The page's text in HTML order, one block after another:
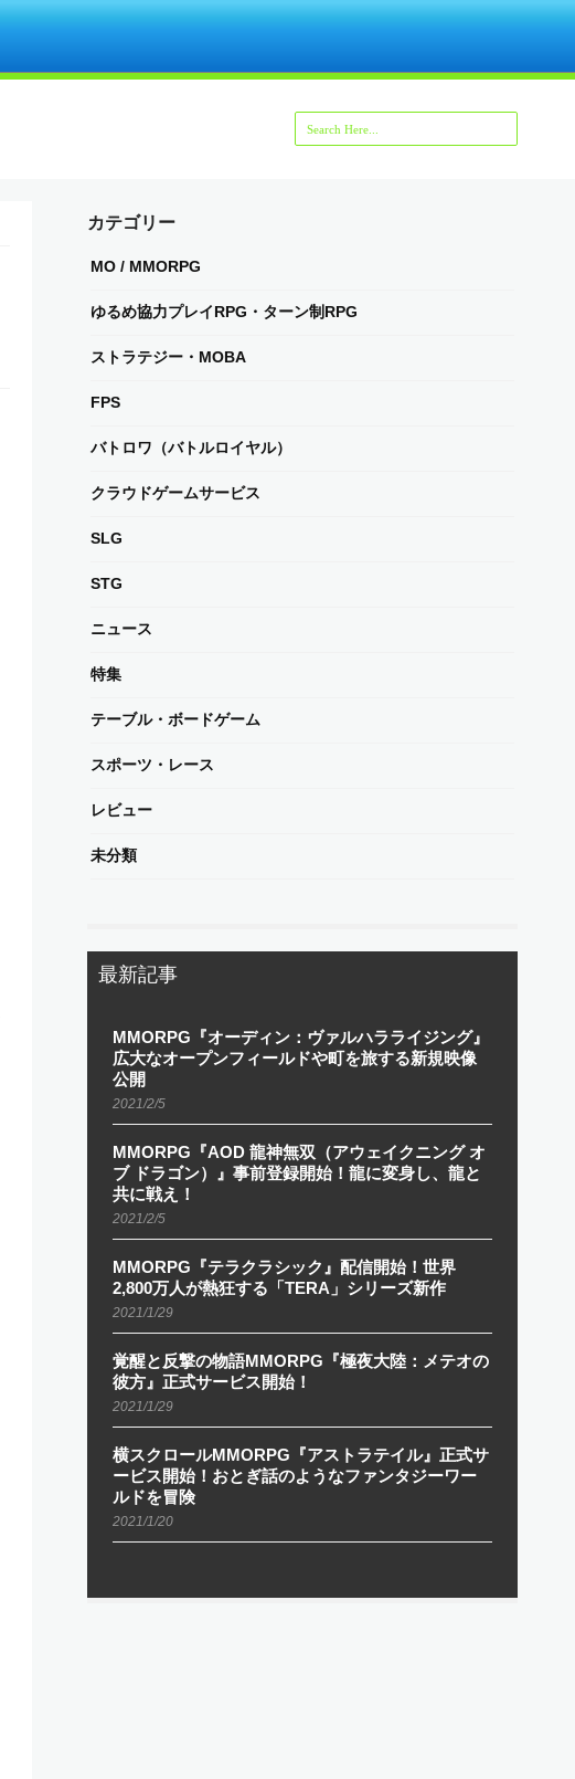
カテゴリー
MO / MMORPG
ゆるめ協力プレイRPG・ターン制RPG
ストラテジー・MOBA
FPS
バトロワ（バトルロイヤル）
クラウドゲームサービス
SLG
STG
ニュース
特集
テーブル・ボードゲーム
スポーツ・レース
レビュー
未分類
最新記事
MMORPG『オーディン：ヴァルハラライジング』
広大なオープンフィールドや町を旅する新規映像
公開
2021/2/5
MMORPG『AOD 龍神無双（アウェイクニング オ
ブ ドラゴン）』事前登録開始！龍に変身し、龍と
共に戦え！
2021/2/5
MMORPG『テラクラシック』配信開始！世界
2,800万人が熱狂する「TERA」シリーズ新作
2021/1/29
覚醒と反撃の物語MMORPG『極夜大陸：メテオの
彼方』正式サービス開始！
2021/1/29
横スクロールMMORPG『アストラテイル』正式サ
ービス開始！おとぎ話のようなファンタジーワー
ルドを冒険
2021/1/20